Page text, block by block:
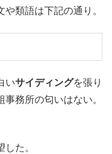
類語は下記の通り。
いサイディングを張り
務所の匂いはない。
した。